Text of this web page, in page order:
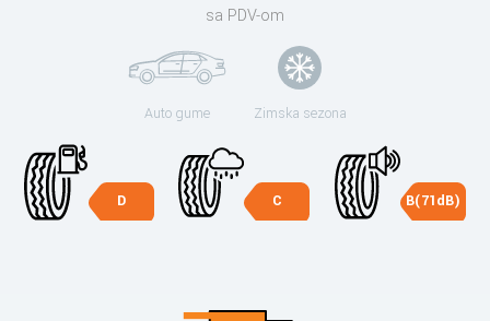
sa PDV-om
Auto gume Zimska sezona
D C B(71dB)